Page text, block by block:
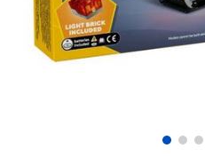
遊戲及拼圖系列
LEGO樂高